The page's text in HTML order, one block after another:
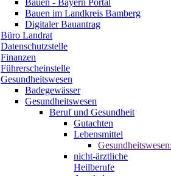
Bauen - Bayern Portal
Bauen im Landkreis Bamberg
Digitaler Bauantrag
Büro Landrat
Datenschutzstelle
Finanzen
Führerscheinstelle
Gesundheitswesen
Badegewässer
Gesundheitswesen
Beruf und Gesundheit
Gutachten
Lebensmittel
nicht-ärztliche
Heilberufe